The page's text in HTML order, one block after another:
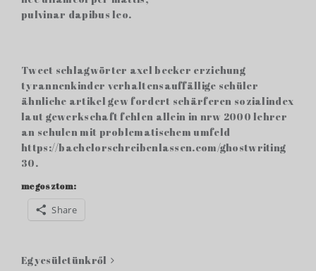
pulvinar dapibus leo.
Tweet schlagwörter axel becker erziehung
tyrannenkinder verhaltensauffällige schüler
ähnliche artikel gew fordert schärferen sozialindex
laut gewerkschaft fehlen allein in nrw 2000 lehrer
an schulen mit problematischem umfeld
https://bachelorschreibenlassen.com/ghostwriting
30.
megosztom:
Share
Egyesületünkről